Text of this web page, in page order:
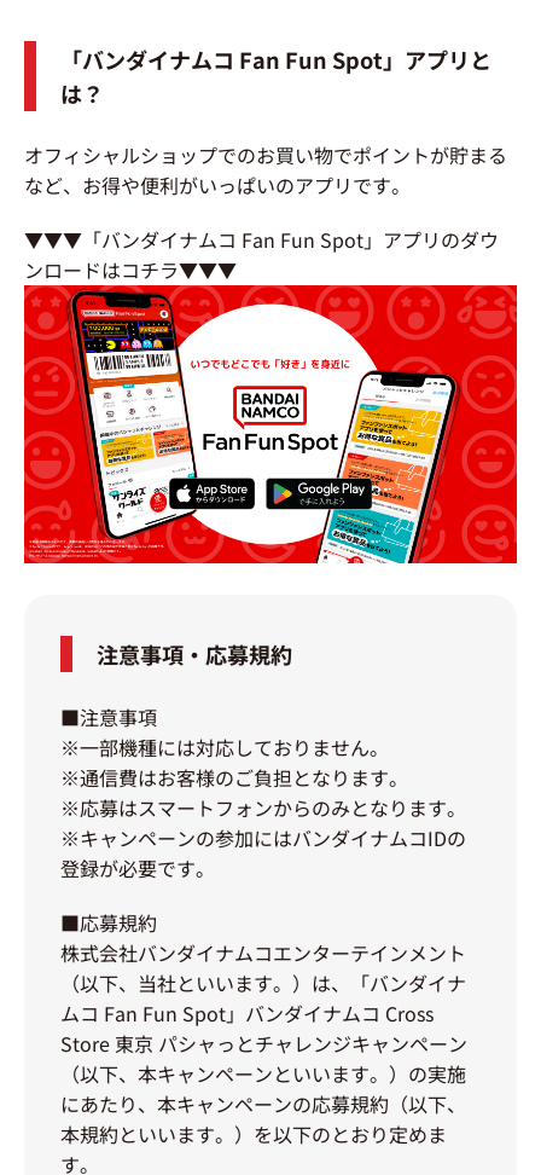
「バンダイナムコ Fan Fun Spot」アプリと
は？
オフィシャルショップでのお買い物でポイントが貯まる
など、お得や便利がいっぱいのアプリです。
▼▼▼「バンダイナムコ Fan Fun Spot」アプリのダウ
ンロードはコチラ▼▼▼
注意事項・応募規約
■注意事項
※一部機種には対応しておりません。
※通信費はお客様のご負担となります。
※応募はスマートフォンからのみとなります。
※キャンペーンの参加にはバンダイナムコIDの
登録が必要です。
■応募規約
株式会社バンダイナムコエンターテインメント
（以下、当社といいます。）は、「バンダイナ
ムコ Fan Fun Spot」バンダイナムコ Cross
Store 東京 パシャっとチャレンジキャンペーン
（以下、本キャンペーンといいます。）の実施
にあたり、本キャンペーンの応募規約（以下、
本規約といいます。）を以下のとおり定めま
す。